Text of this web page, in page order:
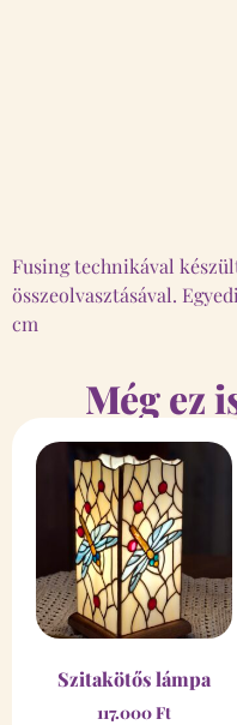
Fusing technikával
összeolvasztásával.
cm
Még ez
Szitakötős lámpa
117.000Ft